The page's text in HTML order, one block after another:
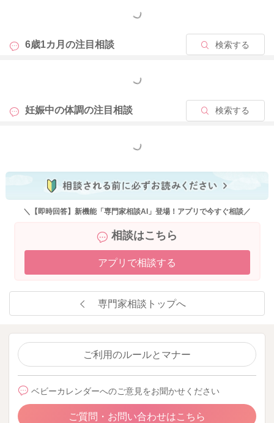
もっと見る
6歳1カ月の注目相談 検索する
もっと見る
妊娠中の体調の注目相談 検索する
もっと見る
＼【即時回答】新機能「専門家相談AI」登場！アプリで今すぐ相談／
相談はこちら
アプリで相談する
専門家相談トップへ
ご利用のルールとマナー
ベビーカレンダーへのご意見をお聞かせください
ご質問・お問い合わせはこちら